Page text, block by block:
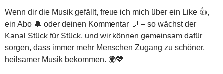
Wenn dir die Musik gefällt, freue ich mich über ein Like 👍,
ein Abo 🔔 oder deinen Kommentar 💬 – so wächst der
Kanal Stück für Stück, und wir können gemeinsam dafür
sorgen, dass immer mehr Menschen Zugang zu schöner,
heilsamer Musik bekommen. 🌍💖